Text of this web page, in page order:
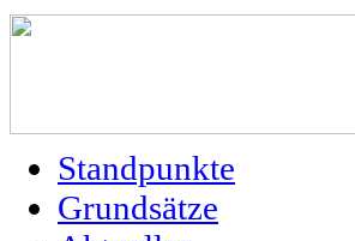
Standpunkte
Grundsätze